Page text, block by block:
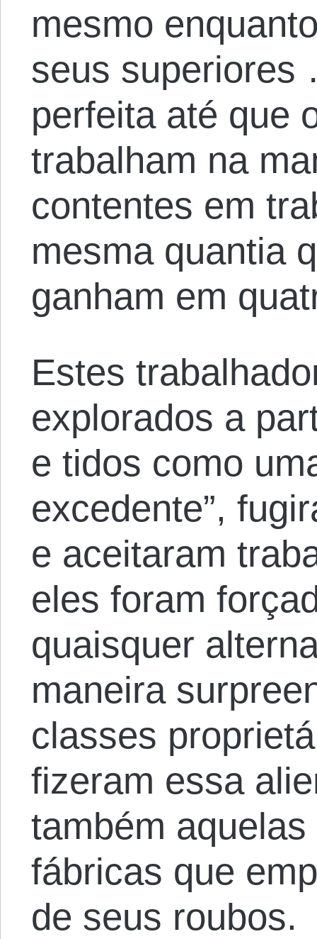
mesmo
seus superiores
perfeita até que
trabalham na
contentes em
mesma quantia
ganham em
Estes
explorados a
e tidos como
excedente”,
e aceitaram
eles foram
quaisquer
maneira
classes
fizeram essa
também
fábricas que
de seus roubos.